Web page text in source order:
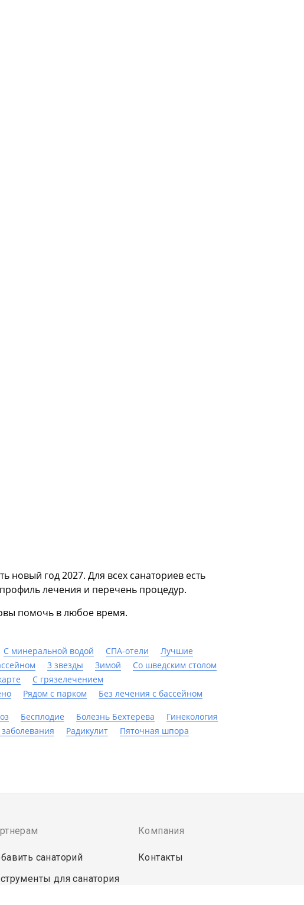
новый год 2027. Для всех санаториев есть
лечения и перечень процедур.
помочь в любое время.
С минеральной водой СПА-отели
Лучшие
3 звезды Зимой
Со шведским столом
С грязелечением
Рядом с парком Без лечения с бассейном
Бесплодие Болезнь Бехтерева
Гинекология
Радикулит
Пяточная шпора
санаторий
для санатория
Компания
Контакты